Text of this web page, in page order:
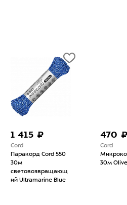
1 415 ₽
Cord
Паракорд Cord 550
30м
световозвращающ
ий Ultramarine Blue
470
Cord
30м Olive